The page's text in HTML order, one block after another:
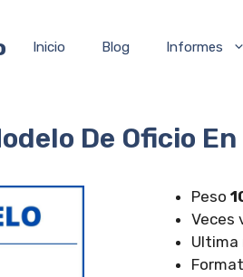
Inicio Blog Informes
De Oficio En
Peso
Veces
Ultima